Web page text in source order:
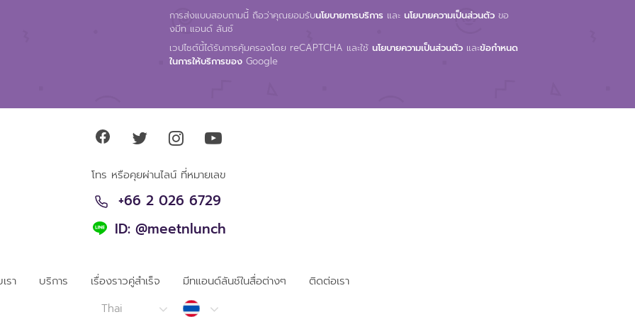
การส่งแบบสอบถามนี้ ถือว่าคุณยอมรับนโยบายการบริการ และ นโยบายความเป็นส่วนตัว ขอ
งมีท แอนด์ ลันช์
เวปไซต์นี้ได้รับการคุ้มครองโดย reCAPTCHA และใช้ นโยบายความเป็นส่วนตัว และข้อกำหนด
ในการให้บริการของ Google
โทร หรือคุยผ่านไลน์ ที่หมายเลข
+66 2 026 6729
ID: @meetnlunch
รา บริการ เรื่องราวคู่สำเร็จ มีทแอนด์ลันช์ในสื่อต่างๆ
ติดต่อเรา
Thai
Thailand